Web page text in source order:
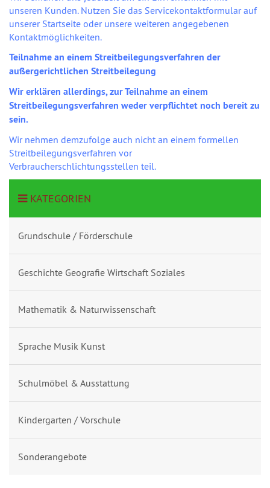
unseren Kunden. Nutzen Sie das Servicekontaktformular auf
unserer Startseite oder unsere weiteren angegebenen
Kontaktmöglichkeiten.
Teilnahme an einem Streitbeilegungsverfahren der
außergerichtlichen Streitbeilegung
Wir erklären allerdings, zur Teilnahme an einem
Streitbeilegungsverfahren weder verpflichtet noch bereit zu
sein.
Wir nehmen demzufolge auch nicht an einem formellen
Streitbeilegungsverfahren vor
Verbraucherschlichtungsstellen teil.
KATEGORIEN
Grundschule / Förderschule
Geschichte Geografie Wirtschaft Soziales
Mathematik & Naturwissenschaft
Sprache Musik Kunst
Schulmöbel & Ausstattung
Kindergarten / Vorschule
Sonderangebote